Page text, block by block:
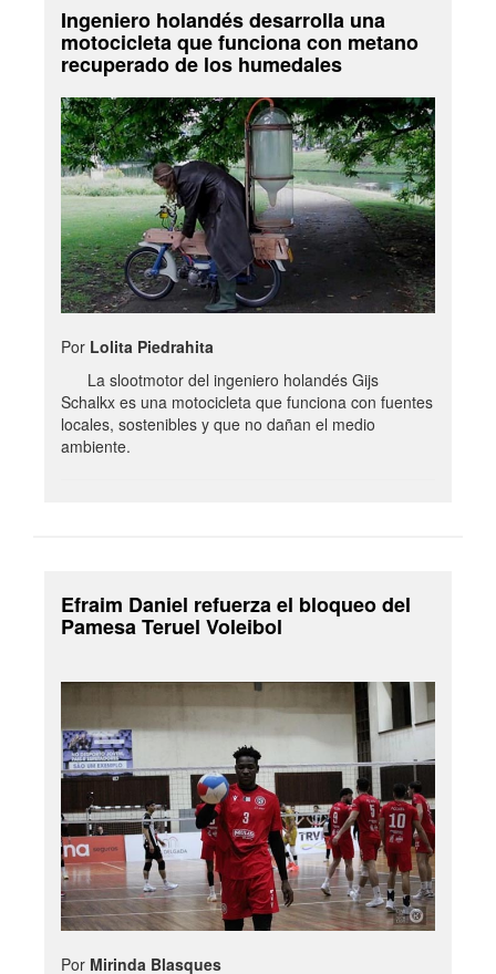
Ingeniero holandés desarrolla una
motocicleta que funciona con metano
recuperado de los humedales
Por Lolita Piedrahita
La slootmotor del ingeniero holandés Gijs
Schalkx es una motocicleta que funciona con fuentes
locales, sostenibles y que no dañan el medio
ambiente.
Efraim Daniel refuerza el bloqueo del
Pamesa Teruel Voleibol
Por Mirinda Blasques